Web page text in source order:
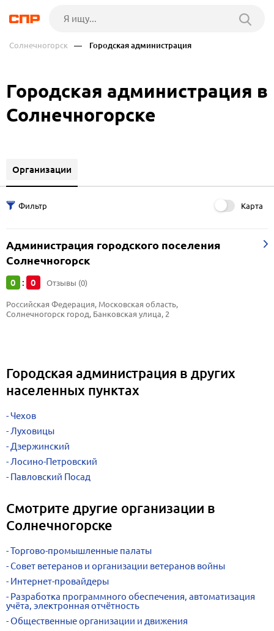
Солнечногорск — Городская администрация
Городская администрация в
Солнечногорске
Организации
Карта
Администрация городского поселения
Солнечногорск
0 : 0 Отзывы (0)
Российская Федерация, Московская область,
Солнечногорск город, Банковская улица, 2
Городская администрация в других
населенных пунктах
Чехов
Луховицы
Дзержинский
Лосино-Петровский
Павловский Посад
Смотрите другие организации в
Солнечногорске
Торгово-промышленные палаты
Совет ветеранов и организации ветеранов войны
Интернет-провайдеры
Разработка программного обеспечения, автоматизация
учёта, электронная отчётность
Общественные организации и движения